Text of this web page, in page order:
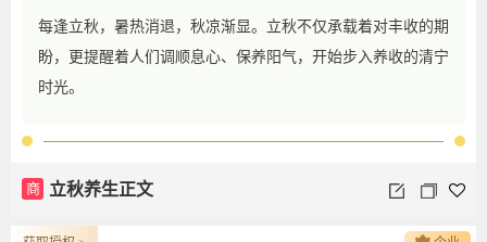
每逢立秋，暑热消退，秋凉渐显。立秋不仅承载着对丰收的期
盼，更提醒着人们调顺息心、保养阳气，开始步入养收的清宁
时光。
商 立秋养生正文